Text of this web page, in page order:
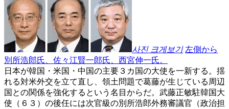
사진 크게보기 左側から
別所浩郎氏、佐々江賢一郎氏、西宮伸一氏。
日本が韓国・米国・中国の主要３カ国の大使を一新する。揺
れる対米外交を立て直し、領土問題で葛藤が生じている周辺
国との関係を強化するという名目からだ。武藤正敏駐韓国大
使（６３）の後任には次官級の別所浩郎外務審議官（政治担